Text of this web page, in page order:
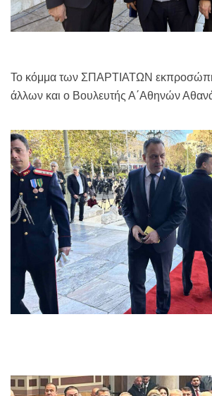
Το κόμμα των ΣΠΑΡΤΙΑΤΩΝ
άλλων και ο Βουλευτής Α΄Αθηνών